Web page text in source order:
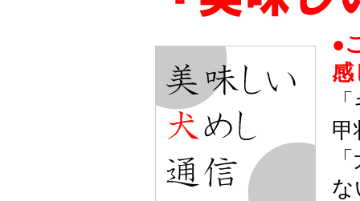
●
感
甲
な